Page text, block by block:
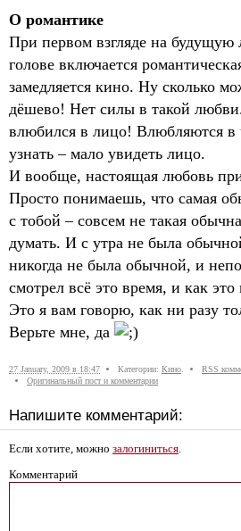
О романтике
При первом взгляде на будущую
голове включается
замедляется кино. Ну сколько
дёшево! Нет силы в такой
влюбился в лицо! Влюбляются в
узнать – мало увидеть лицо.
И вообще, настоящая любовь
Просто понимаешь, что самая
с тобой – совсем не такая
думать. И с утра не была
никогда не была обычной, и
смотрел всё это время, и как это
Это я вам говорю, как ни разу
Верьте мне, да
27 January, 2009 в 18:47 Категории: Кино
RSS
Оригинальный пост и комментарии
Напишите комментарий:
Если хотите, можно залогиниться.
Комментарий